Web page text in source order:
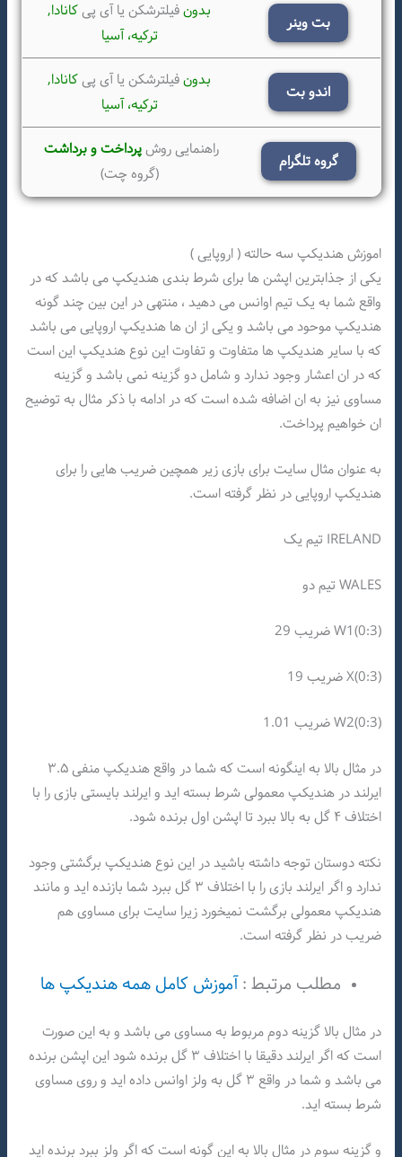
بت وینر
بدونفیلترشکن یا آی پیکانادا,
ترکیه، آسیا
اندو بت
بدونفیلترشکن یا آی پیکانادا,
ترکیه، آسیا
گروه تلگرام
راهنمایی روشپرداخت و برداشت
(گروه چت)
اموزش هندیکپ سه حالته ( اروپایی )
یکی از جذابترین اپشن ها برای شرط بندی هندیکپ می باشد که در
واقع شما به یک تیم اوانس می دهید ، منتهی در این بین چند گونه
هندیکپ موحود می باشد و یکی از ان ها هندیکپ اروپایی می باشد
که با سایر هندیکپ ها متفاوت و تفاوت این نوع هندیکپ این است
که در ان اعشار وجود ندارد و شامل دو گزینه نمی باشد و گزینه
مساوی نیز به ان اضافه شده است که در ادامه با ذکر مثال به توضیح
ان خواهیم پرداخت.
به عنوان مثال سایت برای بازی زیر همچین ضریب هایی را برای
هندیکپ اروپایی در نظر گرفته است.
IRELAND تیم یک
WALES تیم دو
(0:3)W1 ضریب 29
(0:3)X ضریب 19
(0:3)W2 ضریب 1.01
در مثال بالا به اینگونه است که شما در واقع هندیکپ منفی ۳.۵
ایرلند در هندیکپ معمولی شرط بسته اید و ایرلند بایستی بازی را با
اختلاف ۴ گل به بالا ببرد تا اپشن اول برنده شود.
نکته دوستان توجه داشته باشید در این نوع هندیکپ برگشتی وجود
ندارد و اگر ایرلند بازی را با اختلاف ۳ گل ببرد شما بازنده اید و مانند
هندیکپ معمولی برگشت نمیخورد زیرا سایت برای مساوی هم
ضریب در نظر گرفته است.
مطلب مرتبط :آموزش کامل همه هندیکپ ها
در مثال بالا گزینه دوم مربوط به مساوی می باشد و به این صورت
است که اگر ایرلند دقیقا با اختلاف ۳ گل برنده شود این اپشن برنده
می باشد و شما در واقع ۳ گل به ولز اوانس داده اید و روی مساوی
شرط بسته اید.
و گزینه سوم در مثال بالا به این گونه است که اگر ولز ببرد برنده اید